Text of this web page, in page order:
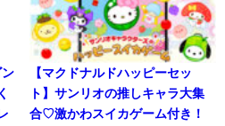
【マクドナルドハッピーセッ
ト】サンリオの推しキャラ大集
合♡激かわスイカゲーム付き！